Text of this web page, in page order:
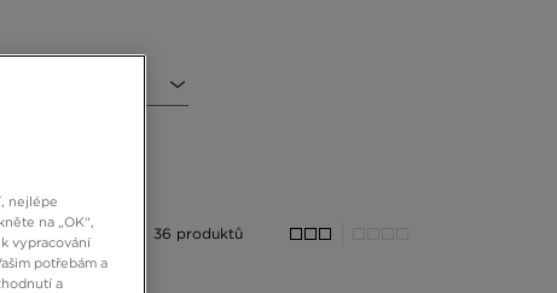
36 produktů
nejlépe
na „OK“,
vypracování
potřebám a
a